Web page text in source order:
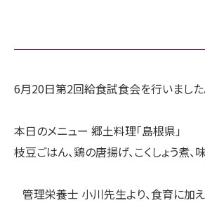
6月20日第2回給食試食会を行いました
本日のメニュー 郷土料理「島根県」
枝豆ごはん、鶏の唐揚げ、こくしょう煮、
管理栄養士 小川先生より、食育に加え